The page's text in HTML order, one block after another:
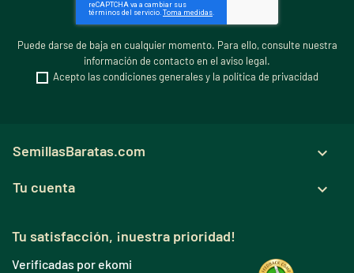
Puede darse de baja en cualquier momento. Para ello, consulte nuestra
información de contacto en el aviso legal.
Acepto las condiciones generales y la política de privacidad
SemillasBaratas.com 
Tu cuenta 
Tu satisfacción, ¡nuestra prioridad!
Verificadas por ekomi